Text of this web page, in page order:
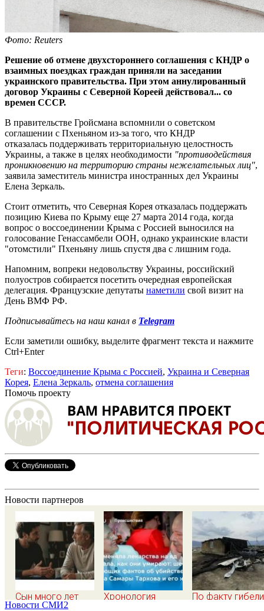
Фото: Reuters
Решение об отмене двухстороннего соглашения с КНДР о
взаимных поездках граждан приняли на заседании
украинского правительства. При этом аннулированный
договор Украины с Северной Кореей действовал... со
времен СССР.
В правительстве Гройсмана вспомнили о советском
соглашении с Пхеньяном из-за того, что КНДР
отказалась поддерживать территориальную целостность
Украины, а также в целях необходимости "противодействия
проникновению на территорию страны нежелательных лиц",
заявила заместитель министра иностранных дел Украины
Елена Зеркаль.
Стоит отметить, что Северная Корея отказалась поддержать
позицию Киева по Крыму еще 27 марта 2014 года, когда
вопрос о воссоединении Крыма с Россией выносился на
голосование Генассамбели ООН, однако украинские власти
"отомстили" Пхеньяну лишь спустя два с лишним года.
Напомним, вопреки недовольству Украины, российский
полуостров собирается посетить очередная европейская
делегация. Французские депутаты наметили свой визит на
День ВМФ РФ.
Подписывайтесь на наш канал в Telegram
Если заметили ошибку, выделите фрагмент текста и нажмите
Ctrl+Enter
Теги: Воссоединение Крыма с Россией, Украина и Северная
Корея, Елена Зеркаль, отмена соглашения
Помочь проекту
Новости партнеров
Сын много лет
Хронология
По факту гибели
Новости СМИ2